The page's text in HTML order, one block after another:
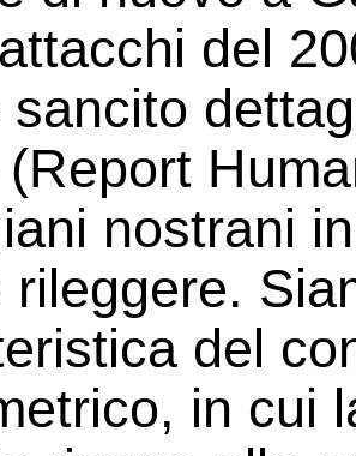
del
sancito
nostrani
rileggere.
del
in cui